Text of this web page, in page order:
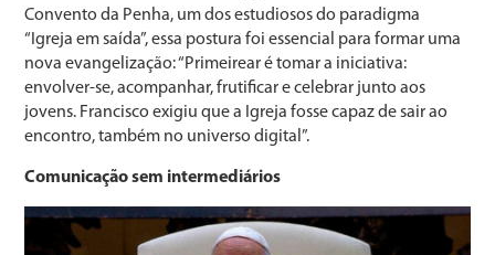
Convento da Penha, um dos estudiosos do paradigma
“Igreja em saída”, essa postura foi essencial para formar uma
nova evangelização: “Primeirear é tomar a iniciativa:
envolver-se, acompanhar, frutificar e celebrar junto aos
jovens. Francisco exigiu que a Igreja fosse capaz de sair ao
encontro, também no universo digital”.
Comunicação sem intermediários